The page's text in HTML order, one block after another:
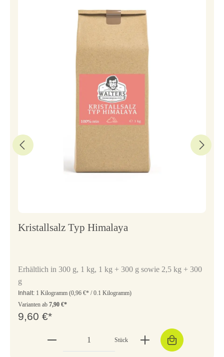
Kristallsalz Typ Himalaya
Erhältlich in 300 g, 1 kg, 1 kg + 300 g sowie 2,5 kg + 300
g
Inhalt: 1 Kilogramm (0,96 €* / 0.1 Kilogramm)
Varianten ab 7,90 €*
9,60 €*
Stück